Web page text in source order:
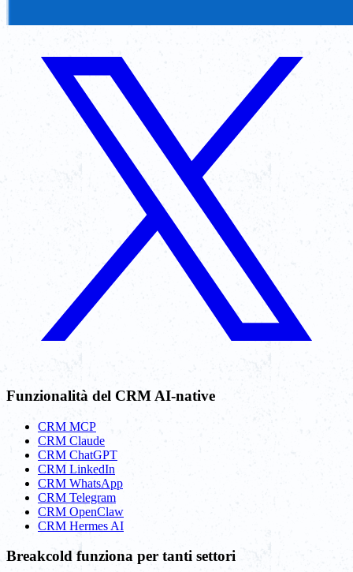
Funzionalità del CRM AI-native
CRM MCP
CRM Claude
CRM ChatGPT
CRM LinkedIn
CRM WhatsApp
CRM Telegram
CRM OpenClaw
CRM Hermes AI
Breakcold funziona per tanti settori